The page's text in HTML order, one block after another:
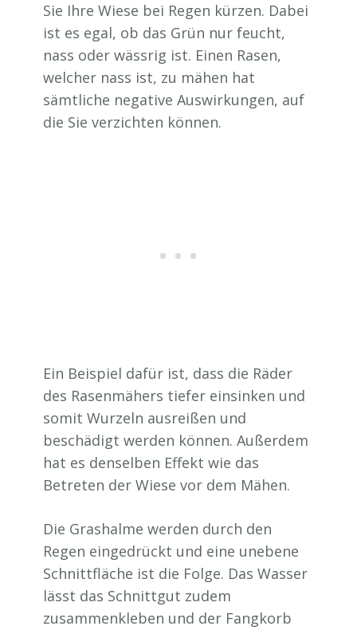
Sie Ihre Wiese bei Regen kürzen. Dabei
ist es egal, ob das Grün nur feucht,
nass oder wässrig ist. Einen Rasen,
welcher nass ist, zu mähen hat
sämtliche negative Auswirkungen, auf
die Sie verzichten können.
Ein Beispiel dafür ist, dass die Räder
des Rasenmähers tiefer einsinken und
somit Wurzeln ausreißen und
beschädigt werden können. Außerdem
hat es denselben Effekt wie das
Betreten der Wiese vor dem Mähen.
Die Grashalme werden durch den
Regen eingedrückt und eine unebene
Schnittfläche ist die Folge. Das Wasser
lässt das Schnittgut zudem
zusammenkleben und der Fangkorb